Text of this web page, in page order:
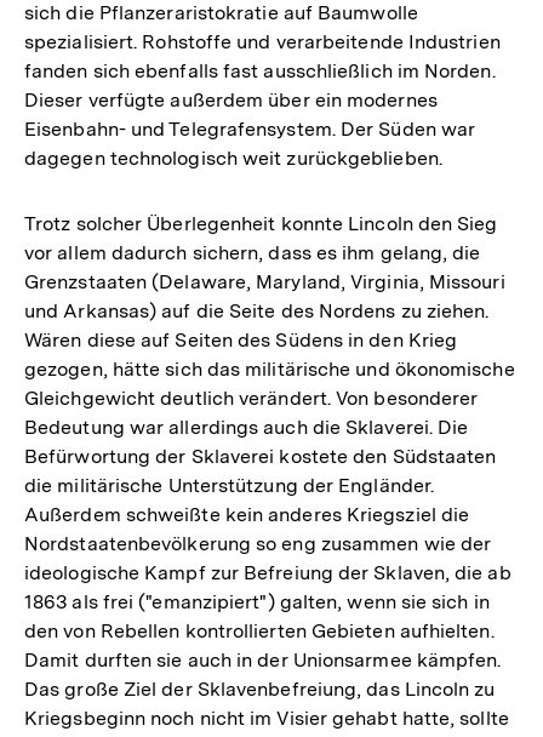
sich die Pflanzeraristokratie auf Baumwolle
spezialisiert. Rohstoffe und verarbeitende Industrien
fanden sich ebenfalls fast ausschließlich im Norden.
Dieser verfügte außerdem über ein modernes
Eisenbahn- und Telegrafensystem. Der Süden war
dagegen technologisch weit zurückgeblieben.
Trotz solcher Überlegenheit konnte Lincoln den Sieg
vor allem dadurch sichern, dass es ihm gelang, die
Grenzstaaten (Delaware, Maryland, Virginia, Missouri
und Arkansas) auf die Seite des Nordens zu ziehen.
Wären diese auf Seiten des Südens in den Krieg
gezogen, hätte sich das militärische und ökonomische
Gleichgewicht deutlich verändert. Von besonderer
Bedeutung war allerdings auch die Sklaverei. Die
Befürwortung der Sklaverei kostete den Südstaaten
die militärische Unterstützung der Engländer.
Außerdem schweißte kein anderes Kriegsziel die
Nordstaatenbevölkerung so eng zusammen wie der
ideologische Kampf zur Befreiung der Sklaven, die ab
1863 als frei ("emanzipiert") galten, wenn sie sich in
den von Rebellen kontrollierten Gebieten aufhielten.
Damit durften sie auch in der Unionsarmee kämpfen.
Das große Ziel der Sklavenbefreiung, das Lincoln zu
Kriegsbeginn noch nicht im Visier gehabt hatte, sollte